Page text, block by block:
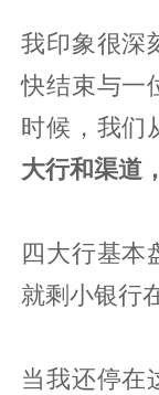
我印象很深
快结束与一
时候，我们
大行和渠道
四大行基本
就剩小银行
当我还停在